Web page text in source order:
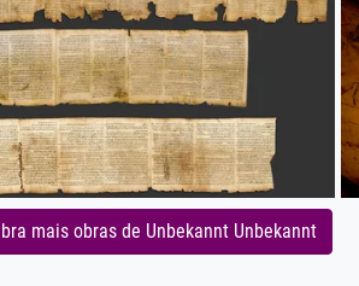
mais obras de Unbekannt Unbekannt